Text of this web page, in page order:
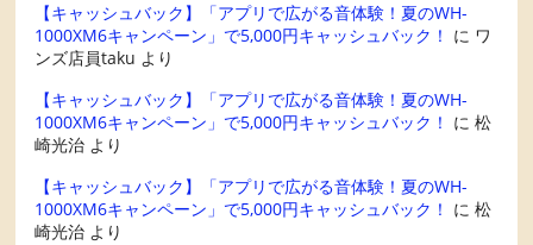
【キャッシュバック】「アプリで広がる音体験！夏のWH-
1000XM6キャンペーン」で5,000円キャッシュバック！ に ワ
ンズ店員taku より
【キャッシュバック】「アプリで広がる音体験！夏のWH-
1000XM6キャンペーン」で5,000円キャッシュバック！ に松
崎光治 より
【キャッシュバック】「アプリで広がる音体験！夏のWH-
1000XM6キャンペーン」で5,000円キャッシュバック！ に松
崎光治 より